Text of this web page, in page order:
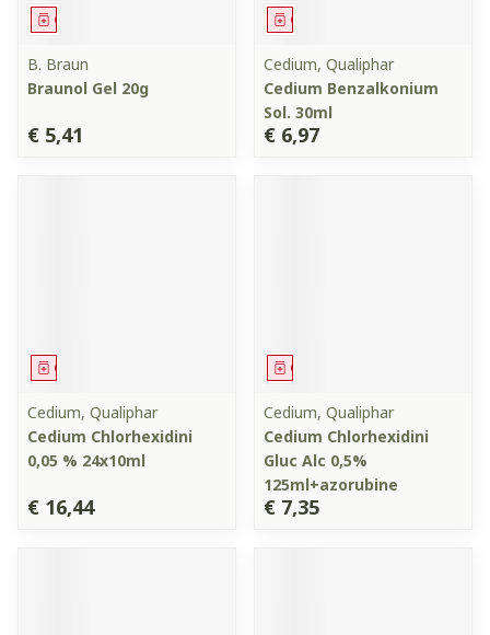
Geneesmiddel
B. Braun
Braunol Gel 20g
€ 5,41
Geneesmiddel
Cedium, Qualiphar
Cedium Benzalkonium
Sol. 30ml
€ 6,97
Geneesmiddel
Cedium, Qualiphar
Cedium Chlorhexidini
0,05 % 24x10ml
€ 16,44
Geneesmiddel
Cedium, Qualiphar
Cedium Chlorhexidini
Gluc Alc 0,5%
125ml+azorubine
€ 7,35